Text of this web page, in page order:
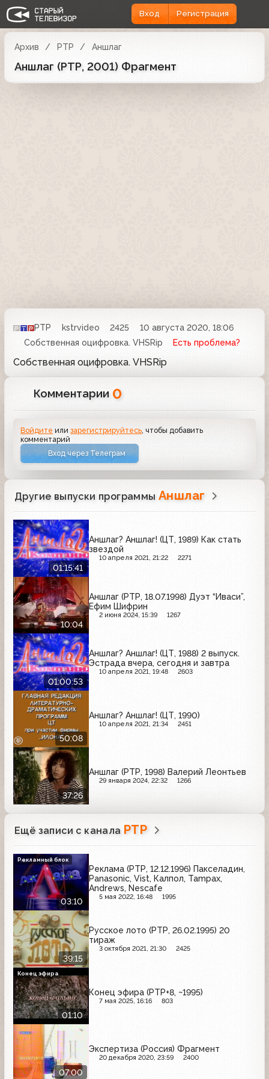
Вход Регистрация
Архив РТР Аншлаг
Аншлаг (РТР, 2001) Фрагмент
РТР kstrvideo 2425
10 августа 2020, 18:06
Собственная оцифровка. VHSRip
Есть проблема?
Собственная оцифровка. VHSRip
Комментарии 0
Войдите илизарегистрируйтесь , чтобы добавить
комментарий
Вход через Телеграм
Другие выпуски программы Аншлаг
01:15:41
Аншлаг? Аншлаг! (ЦТ, 1989) Как стать
звездой
10 апреля 2021, 21:22 2271
10:04
Аншлаг (РТР, 18.07.1998) Дуэт “Иваси”,
Ефим Шифрин
2 июня 2024, 15:39 1267
01:00:53
Аншлаг? Аншлаг! (ЦТ, 1988) 2 выпуск.
Эстрада вчера, сегодня и завтра
10 апреля 2021, 19:48 2603
50:08
Аншлаг? Аншлаг! (ЦТ, 1990)
10 апреля 2021, 21:34 2451
37:26
Аншлаг (РТР, 1998) Валерий Леонтьев
29 января 2024, 22:32 1266
Ещё записи с канала РТР
03:10
Реклама (РТР, 12.12.1996) Пакселадин,
Panasonic, Vist, Калпол, Tampax,
Andrews, Nescafe
5 мая 2022, 16:48 1995
Рекламный блок
39:15
Русское лото (РТР, 26.02.1995) 20
тираж
3 октября 2021, 21:30 2425
01:10
Конец эфира (РТР+8, ~1995)
7 мая 2025, 16:16 803
Конец эфира
07:00
Экспертиза (Россия) Фрагмент
20 декабря 2020, 23:59 2400